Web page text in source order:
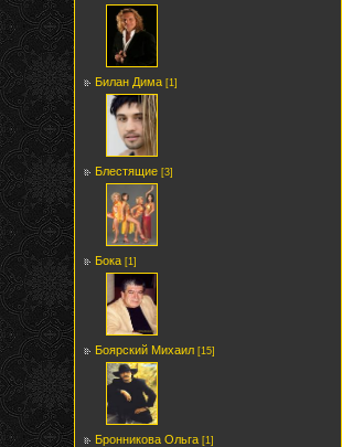
Билан Дима [1]
Блестящие [3]
Бока [1]
Боярский Михаил [15]
Бронникова Ольга [1]